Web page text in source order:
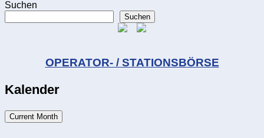
Suchen
Suchen
OPERATOR- / STATIONSBÖRSE
Kalender
Current Month